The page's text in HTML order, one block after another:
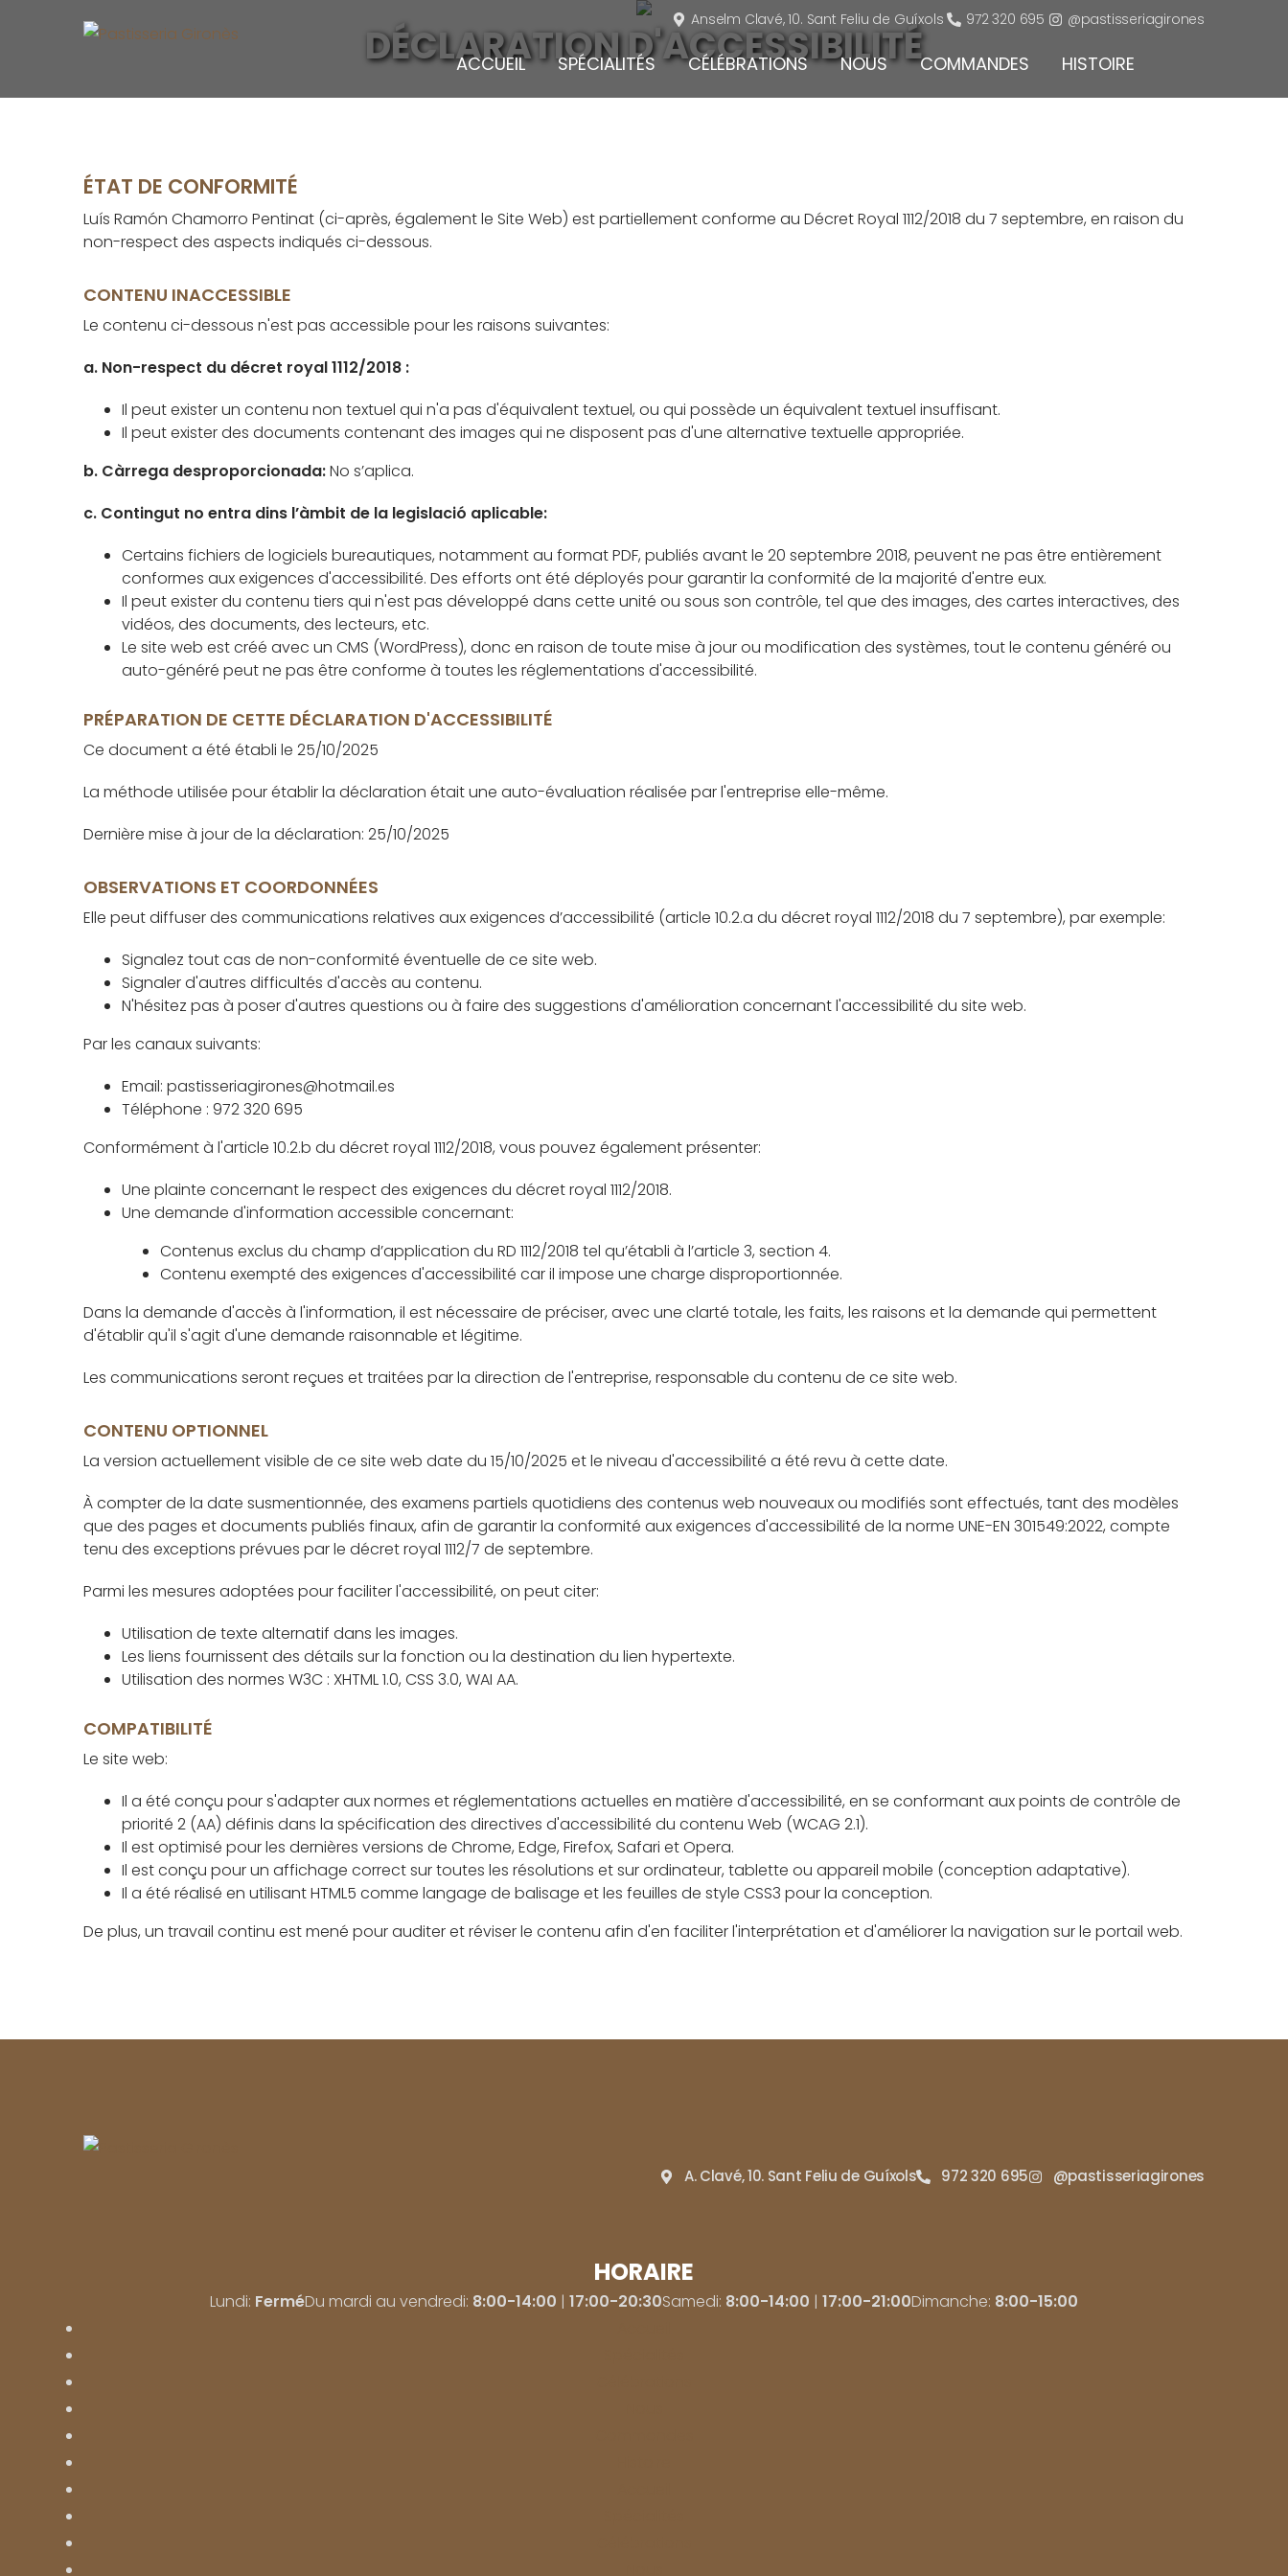
Anselm Clavé, 10. Sant Feliu de Guíxols 972 320 695 @pastisseriagirones
ACCUEIL SPÉCIALITÉS CÉLÉBRATIONS NOUS COMMANDES HISTOIRE
DÉCLARATION D'ACCESSIBILITÉ
ÉTAT DE CONFORMITÉ
Luís Ramón Chamorro Pentinat (ci-après, également le Site Web) est partiellement conforme au Décret Royal 1112/2018 du 7 septembre, en raison du
non-respect des aspects indiqués ci-dessous.
CONTENU INACCESSIBLE
Le contenu ci-dessous n'est pas accessible pour les raisons suivantes:
a. Non-respect du décret royal 1112/2018 :
Il peut exister un contenu non textuel qui n'a pas d'équivalent textuel, ou qui possède un équivalent textuel insuffisant.
Il peut exister des documents contenant des images qui ne disposent pas d'une alternative textuelle appropriée.
b. Càrrega desproporcionada:No s’aplica.
c. Contingut no entra dins l’àmbit de la legislació aplicable:
Certains fichiers de logiciels bureautiques, notamment au format PDF, publiés avant le 20 septembre 2018, peuvent ne pas être entièrement
conformes aux exigences d'accessibilité. Des efforts ont été déployés pour garantir la conformité de la majorité d'entre eux.
Il peut exister du contenu tiers qui n'est pas développé dans cette unité ou sous son contrôle, tel que des images, des cartes interactives, des
vidéos, des documents, des lecteurs, etc.
Le site web est créé avec un CMS (WordPress), donc en raison de toute mise à jour ou modification des systèmes, tout le contenu généré ou
auto-généré peut ne pas être conforme à toutes les réglementations d'accessibilité.
PRÉPARATION DE CETTE DÉCLARATION D'ACCESSIBILITÉ
Ce document a été établi le 25/10/2025
La méthode utilisée pour établir la déclaration était une auto-évaluation réalisée par l'entreprise elle-même.
Dernière mise à jour de la déclaration: 25/10/2025
OBSERVATIONS ET COORDONNÉES
Elle peut diffuser des communications relatives aux exigences d’accessibilité (article 10.2.a du décret royal 1112/2018 du 7 septembre), par exemple:
Signalez tout cas de non-conformité éventuelle de ce site web.
Signaler d'autres difficultés d'accès au contenu.
N'hésitez pas à poser d'autres questions ou à faire des suggestions d'amélioration concernant l'accessibilité du site web.
Par les canaux suivants:
Email: pastisseriagirones@hotmail.es
Téléphone : 972 320 695
Conformément à l'article 10.2.b du décret royal 1112/2018, vous pouvez également présenter:
Une plainte concernant le respect des exigences du décret royal 1112/2018.
Une demande d'information accessible concernant:
Contenus exclus du champ d’application du RD 1112/2018 tel qu’établi à l’article 3, section 4.
Contenu exempté des exigences d'accessibilité car il impose une charge disproportionnée.
Dans la demande d'accès à l'information, il est nécessaire de préciser, avec une clarté totale, les faits, les raisons et la demande qui permettent
d'établir qu'il s'agit d'une demande raisonnable et légitime.
Les communications seront reçues et traitées par la direction de l'entreprise, responsable du contenu de ce site web.
CONTENU OPTIONNEL
La version actuellement visible de ce site web date du 15/10/2025 et le niveau d'accessibilité a été revu à cette date.
À compter de la date susmentionnée, des examens partiels quotidiens des contenus web nouveaux ou modifiés sont effectués, tant des modèles
que des pages et documents publiés finaux, afin de garantir la conformité aux exigences d'accessibilité de la norme UNE-EN 301549:2022, compte
tenu des exceptions prévues par le décret royal 1112/7 de septembre.
Parmi les mesures adoptées pour faciliter l'accessibilité, on peut citer:
Utilisation de texte alternatif dans les images.
Les liens fournissent des détails sur la fonction ou la destination du lien hypertexte.
Utilisation des normes W3C : XHTML 1.0, CSS 3.0, WAI AA.
COMPATIBILITÉ
Le site web:
Il a été conçu pour s'adapter aux normes et réglementations actuelles en matière d'accessibilité, en se conformant aux points de contrôle de
priorité 2 (AA) définis dans la spécification des directives d'accessibilité du contenu Web (WCAG 2.1).
Il est optimisé pour les dernières versions de Chrome, Edge, Firefox, Safari et Opera.
Il est conçu pour un affichage correct sur toutes les résolutions et sur ordinateur, tablette ou appareil mobile (conception adaptative).
Il a été réalisé en utilisant HTML5 comme langage de balisage et les feuilles de style CSS3 pour la conception.
De plus, un travail continu est mené pour auditer et réviser le contenu afin d'en faciliter l'interprétation et d'améliorer la navigation sur le portail web.
A. Clavé, 10. Sant Feliu de Guíxols 972 320 695 @pastisseriagirones
HORAIRE
Lundi: FerméDu mardi au vendredi: 8:00-14:00 | 17:00-20:30Samedi: 8:00-14:00 | 17:00-21:00Dimanche: 8:00-15:00